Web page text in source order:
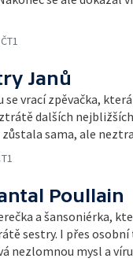
Janů
se vrací zpěvačka,
dalších
sama, ale
Poullain
a šansoniérka,
sestry. I přes
nezlomnou mysl a